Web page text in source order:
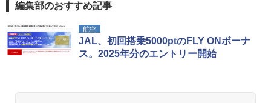
編集部のおすすめ記事
航空
JAL、初回搭乗5000ptのFLY ONボーナ
ス。2025年分のエントリー開始